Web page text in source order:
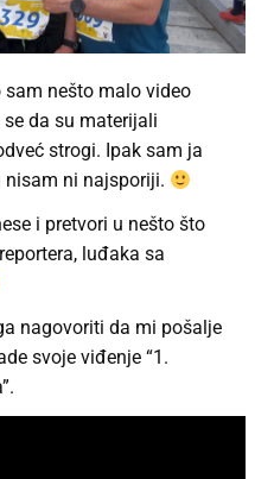
nešto malo video
da su materijali
strogi. Ipak sam ja
nisam ni najsporiji.
i pretvori u nešto što
luđaka sa
nagovoriti da mi pošalje
svoje viđenje “1.